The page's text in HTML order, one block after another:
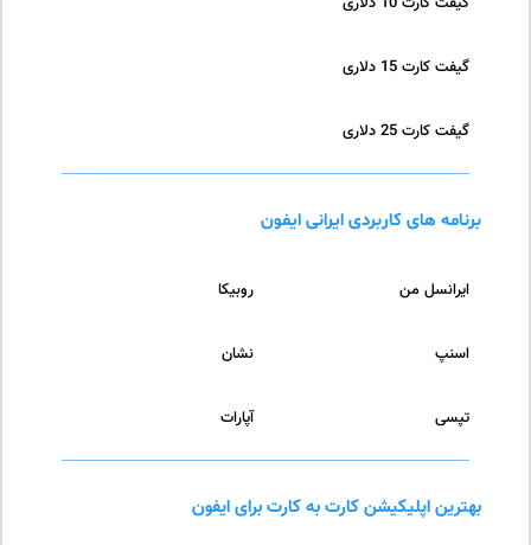
گیفت کارت 15 دلاری
گیفت کارت 25 دلاری
برنامه های کاربردی ایرانی ایفون
روبیکا ایرانسل من
نشان اسنپ
آپارات تپسی
بهترین اپلیکیشن کارت به کارت برای ایفون